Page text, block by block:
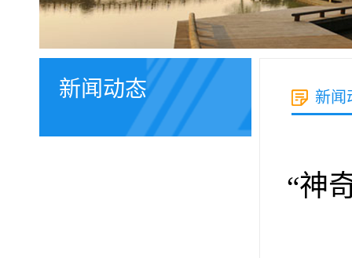
新闻动态 新闻
“神